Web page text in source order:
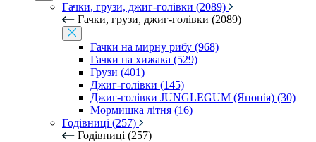
Гачки, грузи, джиг-голівки (2089)
Гачки, грузи, джиг-голівки (2089)
Гачки на мирну рибу (968)
Гачки на хижака (529)
Грузи (401)
Джиг-голівки (145)
Джиг-голівки JUNGLEGUM (Японія) (30)
Мормишка літня (16)
Годівниці (257)
Годівниці (257)